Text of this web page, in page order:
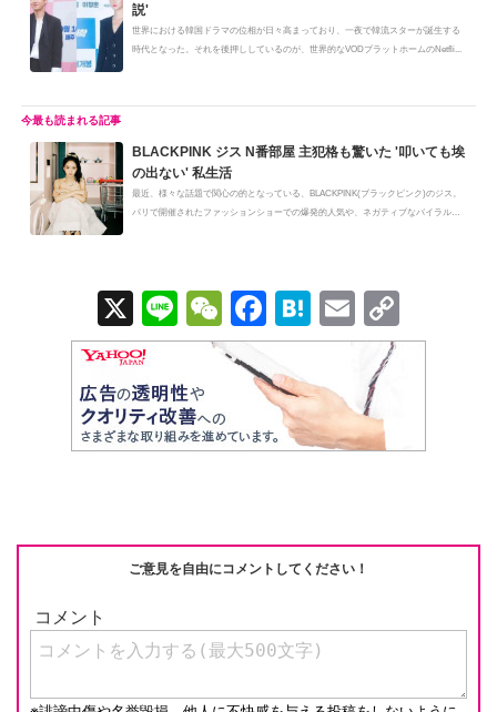
説'
世界における韓国ドラマの位相が日々高まっており、一夜で韓流スターが誕生する
時代となった。それを後押ししているのが、世界的なVODプラットホームのNetfli...
BLACKPINK ジス N番部屋 主犯格も驚いた '叩いても埃
の出ない' 私生活
最近、様々な話題で関心の的となっている、BLACKPINK(ブラックピンク)のジス。
パリで開催されたファッションショーでの爆発的人気や、ネガティブなバイラル
X
Li
n
e
W
e
C
at
F
a
c
e
b
k
H
at
e
n
a
E
m
ail
o
Li
ご意見を自由にコメントしてください！